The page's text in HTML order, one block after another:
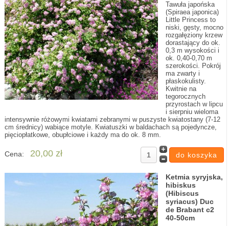
Tawuła japońska
(Spiraea japonica)
Little Princess to
niski, gęsty, mocno
rozgałęziony krzew
dorastający do ok.
0,3 m wysokości i
ok. 0,40-0,70 m
szerokości. Pokrój
ma zwarty i
płaskokulisty.
Kwitnie na
tegorocznych
przyrostach w lipcu
i sierpniu wieloma
intensywnie różowymi kwiatami zebranymi w puszyste kwiatostany (7-12
cm średnicy) wabiące motyle. Kwiatuszki w baldachach są pojedyncze,
pięciopłatkowe, obupłciowe i każdy ma do ok. 8 mm.
Cena: 20,00 zł
Ketmia syryjska,
hibiskus
(Hibiscus
syriacus) Duc
de Brabant c2
40-50cm